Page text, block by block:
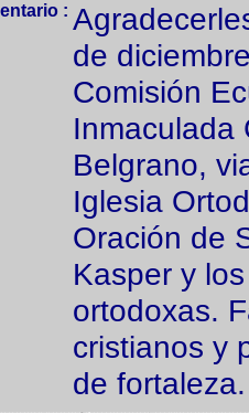
:
de
Comisión
Inmaculada
Belgrano,
Iglesia
Oración de
Kasper y
ortodoxas.
cristianos y
de